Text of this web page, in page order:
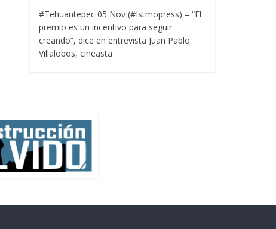
#Tehuantepec 05 Nov (#Istmopress) – “El
premio es un incentivo para seguir
creando”, dice en entrevista Juan Pablo
Villalobos, cineasta